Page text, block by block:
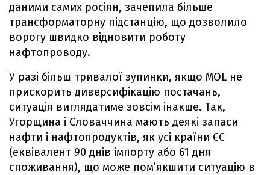
даними самих росіян, зачепила більше
трансформаторну підстанцію, що дозволило
ворогу швидко відновити роботу
нафтопроводу.
У разі більш тривалої зупинки, якщо MOL не
прискорить диверсифікацію постачань,
ситуація виглядатиме зовсім інакше. Так,
Угорщина і Словаччина мають деякі запаси
нафти і нафтопродуктів, як усі країни ЄС
(еквівалент 90 днів імпорту або 61 дня
споживання), що може пом’якшити ситуацію в